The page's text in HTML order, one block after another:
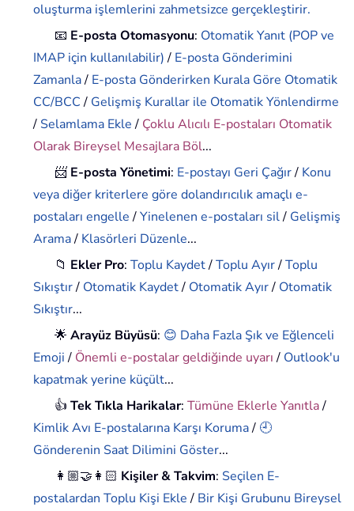
oluşturma işlemlerini zahmetsizce gerçekleştirir.
📧 E-posta Otomasyonu: Otomatik Yanıt (POP ve
IMAP için kullanılabilir)/ E-posta Gönderimini
Zamanla/ E-posta Gönderirken Kurala Göre Otomatik
CC/BCC/ Gelişmiş Kurallar ile Otomatik Yönlendirme
/ Selamlama Ekle/ Çoklu Alıcılı E-postaları Otomatik
Olarak Bireysel Mesajlara Böl...
📨 E-posta Yönetimi: E-postayı Geri Çağır/ Konu
veya diğer kriterlere göre dolandırıcılık amaçlı e-
postaları engelle/Yinelenen e-postaları sil/ Gelişmiş
Arama/ Klasörleri Düzenle...
📁 Ekler Pro:Toplu Kaydet/Toplu Ayır/Toplu
Sıkıştır/ Otomatik Kaydet/ Otomatik Ayır/ Otomatik
Sıkıştır...
🌟Arayüz Büyüsü: 😊 Daha Fazla Şık ve Eğlenceli
Emoji/ Önemli e-postalar geldiğinde uyarı/ Outlook'u
kapatmak yerine küçült...
👍Tek Tıkla Harikalar:Tümüne Eklerle Yanıtla/
Kimlik Avı E-postalarına Karşı Koruma/ 🕘
Gönderenin Saat Dilimini Göster...
👩🏼‍🤝‍👩🏻 Kişiler & Takvim: Seçilen E-
postalardan Toplu Kişi Ekle/ Bir Kişi Grubunu Bireysel